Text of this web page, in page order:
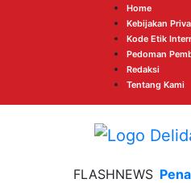
Home
Kebijakan
Kode Etik
Pedoman
Redaksi
Tentang Kami
FLASHNEWS